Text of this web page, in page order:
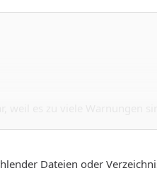
aus.
reset.bat einzudeutschen?
Dateien oder